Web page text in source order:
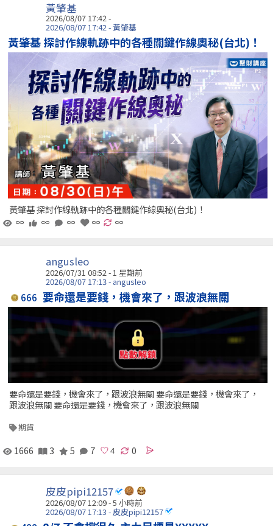
黃肇基
2026/08/07 17:42 -
2026/08/07 17:42 - 黃肇基
黃肇基 探討作線軌跡中的各種關鍵作線奧秘(台北)！
黃肇基 探討作線軌跡中的各種關鍵作線奧秘(台北)！
∞
∞ ∞ ∞ ∞
angusleo
2026/07/31 08:52 - 1 星期前
2026/08/07 17:13 - angusleo
666 要命還是要錢，機會來了，跟波浪無關
要命還是要錢，機會來了，跟波浪無關 要命還是要錢，機會來了，
跟波浪無關 要命還是要錢，機會來了，跟波浪無關
期貨
1666 3 5 7 0
皮皮pipi12157
2026/08/07 12:09 -5 小時前
2026/08/07 17:13 - 皮皮pipi12157